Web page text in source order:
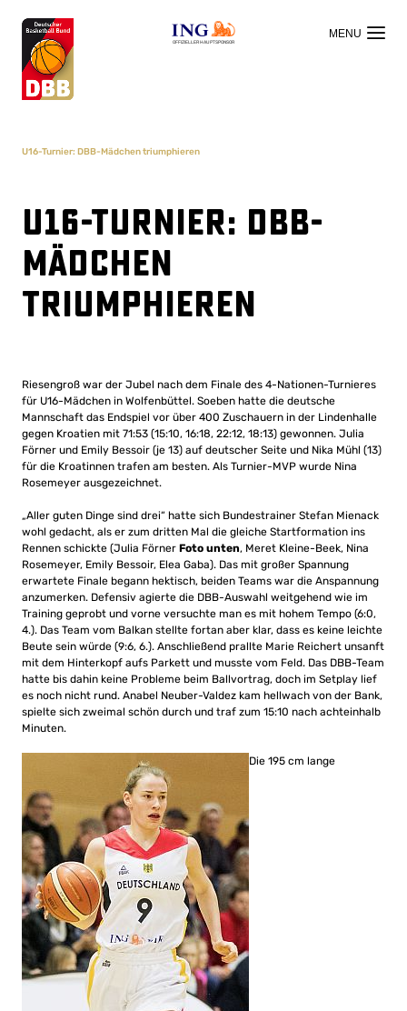
OFFIZIELLER HAUPTSPONSOR
U16-Turnier: DBB-Mädchen triumphieren
U16-Turnier: DBB-
Mädchen
triumphieren
Riesengroß war der Jubel nach dem Finale des 4-Nationen-Turnieres
für U16-Mädchen in Wolfenbüttel. Soeben hatte die deutsche
Mannschaft das Endspiel vor über 400 Zuschauern in der Lindenhalle
gegen Kroatien mit 71:53 (15:10, 16:18, 22:12, 18:13) gewonnen. Julia
Förner und Emily Bessoir (je 13) auf deutscher Seite und Nika Mühl (13)
für die Kroatinnen trafen am besten. Als Turnier-MVP wurde Nina
Rosemeyer ausgezeichnet.
„Aller guten Dinge sind drei“ hatte sich Bundestrainer Stefan Mienack
wohl gedacht, als er zum dritten Mal die gleiche Startformation ins
Rennen schickte (Julia Förner Foto unten, Meret Kleine-Beek, Nina
Rosemeyer, Emily Bessoir, Elea Gaba). Das mit großer Spannung
erwartete Finale begann hektisch, beiden Teams war die Anspannung
anzumerken. Defensiv agierte die DBB-Auswahl weitgehend wie im
Training geprobt und vorne versuchte man es mit hohem Tempo (6:0,
4.). Das Team vom Balkan stellte fortan aber klar, dass es keine leichte
Beute sein würde (9:6, 6.). Anschließend prallte Marie Reichert unsanft
mit dem Hinterkopf aufs Parkett und musste vom Feld. Das DBB-Team
hatte bis dahin keine Probleme beim Ballvortrag, doch im Setplay lief
es noch nicht rund. Anabel Neuber-Valdez kam hellwach von der Bank,
spielte sich zweimal schön durch und traf zum 15:10 nach achteinhalb
Minuten.
Die 195 cm lange